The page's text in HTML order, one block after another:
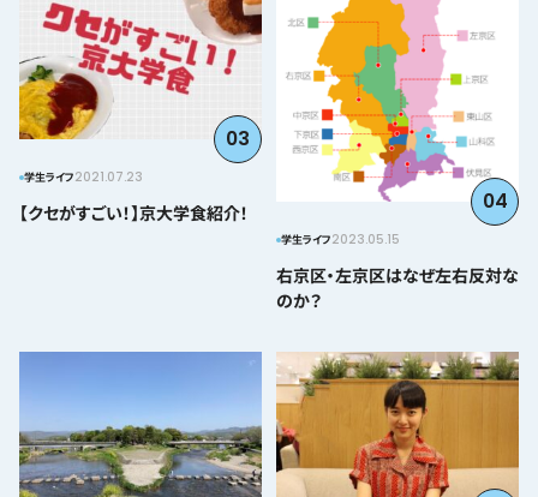
03
学生ライフ2021.07.23
【クセがすごい！】京大学食紹介！ 04
学生ライフ2023.05.15
右京区・左京区はなぜ左右反対な
のか？